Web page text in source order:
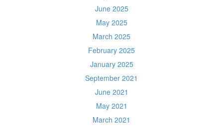
June 2025
May 2025
March 2025
February 2025
January 2025
September 2021
June 2021
May 2021
March 2021